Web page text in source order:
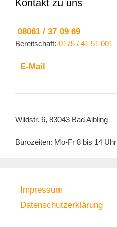
Kontakt zu uns
08061 / 37 09 69
Bereitschaft: 0175 / 41 51 001
E-Mail
Wildstr. 6, 83043 Bad Aibling
Bürozeiten: Mo-Fr 8 bis 14 Uhr
Impressum
Datenschutzerklärung